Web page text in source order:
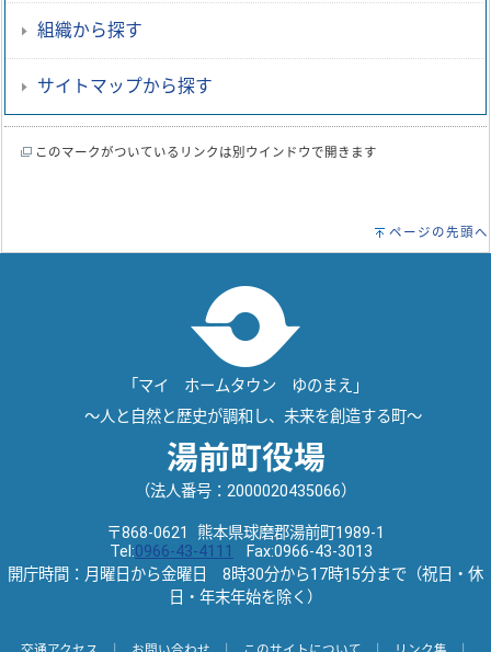
組織から探す
サイトマップから探す
このマークがついているリンクは別ウインドウで開きます
ページの先頭へ
「マイ ホームタウン ゆのまえ」
～人と自然と歴史が調和し、未来を創造する町～
湯前町役場
（法人番号：2000020435066）
〒868-0621 熊本県球磨郡湯前町1989-1
Tel:0966-43-4111
Fax:0966-43-3013
開庁時間：月曜日から金曜日 8時30分から17時15分まで（祝日・休
日・年末年始を除く）